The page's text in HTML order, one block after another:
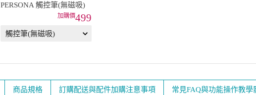
PERSONA 觸控筆(無磁吸)
499
商品規格 訂購配送與配件加購注意事項 常見FAQ與功能操作教學